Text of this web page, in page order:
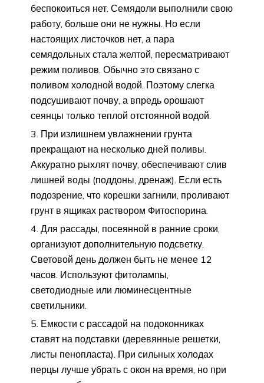
беспокоиться нет. Семядоли выполнили свою
работу, больше они не нужны. Но если
настоящих листочков нет, а пара
семядольных стала желтой, пересматривают
режим поливов. Обычно это связано с
поливом холодной водой. Поэтому слегка
подсушивают почву, а впредь орошают
сеянцы только теплой отстоянной водой.
При излишнем увлажнении грунта
прекращают на несколько дней поливы.
Аккуратно рыхлят почву, обеспечивают слив
лишней воды (поддоны, дренаж). Если есть
подозрение, что корешки загнили, проливают
грунт в ящиках раствором Фитоспорина.
Для рассады, посеянной в ранние сроки,
организуют дополнительную подсветку.
Световой день должен быть не менее 12
часов. Используют фитолампы,
светодиодные или люминесцентные
светильники.
Емкости с рассадой на подоконниках
ставят на подставки (деревянные решетки,
листы пенопласта). При сильных холодах
перцы лучше убрать с окон на время, но при